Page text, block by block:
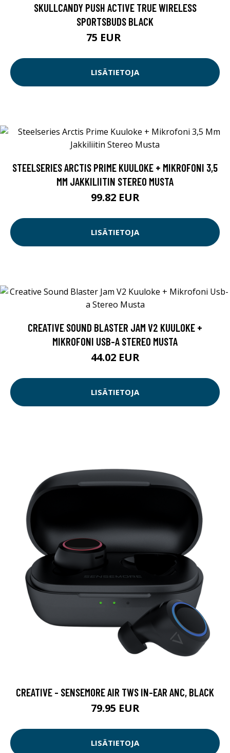
SKULLCANDY PUSH ACTIVE TRUE WIRELESS
SPORTSBUDS BLACK
75 EUR
LISÄTIETOJA
STEELSERIES ARCTIS PRIME KUULOKE + MIKROFONI 3,5
MM JAKKILIITIN STEREO MUSTA
99.82 EUR
LISÄTIETOJA
CREATIVE SOUND BLASTER JAM V2 KUULOKE +
MIKROFONI USB-A STEREO MUSTA
44.02 EUR
LISÄTIETOJA
CREATIVE - SENSEMORE AIR TWS IN-EAR ANC, BLACK
79.95 EUR
LISÄTIETOJA